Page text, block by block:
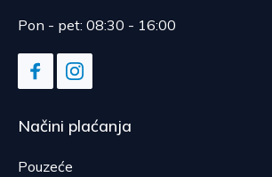
Pon - pet: 08:30 - 16:00
Načini plaćanja
Pouzeće